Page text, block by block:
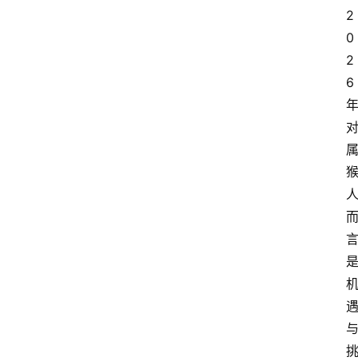
2
0
2
6
年
对
属
猴
人
而
言
是
机
遇
与
挑